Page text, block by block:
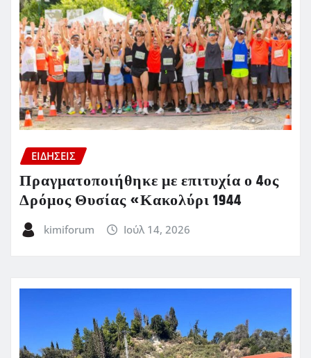
ΕΙΔΗΣΕΙΣ
Πραγματοποιήθηκε με επιτυχία ο 4ος
Δρόμος Θυσίας «Κακολύρι 1944
kimiforum Ιούλ 14, 2026